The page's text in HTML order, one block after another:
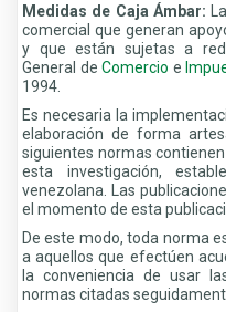
Medidas de Caja Ámbar:
comercial que generan
y que están sujetas a
General deComercio e
1994.
Es necesaria la
elaboración de forma
siguientes normas
esta investigación,
venezolana. Las
el momento de esta
De este modo, toda norma
a aquellos que efectúen
la conveniencia de usar
normas citadas